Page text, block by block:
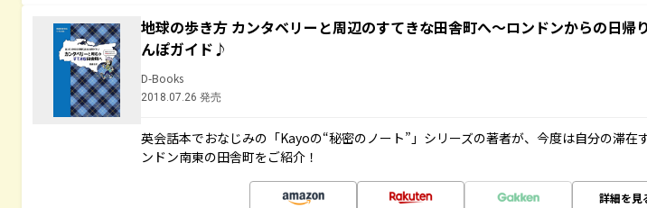
地球の歩き方 カンタベリーと周辺のすてきな田舎町へ～ロンドンからの日帰
んぽガイド♪
D-Books
2018.07.26 発売
英会話本でおなじみの「Kayoの“秘密のノート”」シリーズの著者が、今度は自分の滞在
ンドン南東の田舎町をご紹介！
詳細を見